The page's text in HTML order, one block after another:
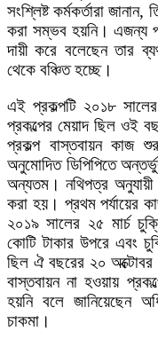
সংশ্লিষ্ট কর্মকর্তারা
করা সম্ভব হয়নি। এজন্য
দায়ী করে বলেছেন তার
থেকে বঞ্চিত হচ্ছে।
এই প্রকল্পটি ২০১৮
প্রকল্পের মেয়াদ ছিল ওই
প্রকল্প বাস্তবায়ন কাজ
অনুমোদিত ডিপিপিতে
অন্যতম। নথিপত্র অনুযায়ী
করা হয়। প্রথম পর্যায়ের
২০১৯ সালের ২৫ মার্চ
কোটি টাকার উপরে এবং
ছিল ঐ বছরের ২০
বাস্তবায়ন না হওয়ায়
হয়নি বলে জানিয়েছেন
চাকমা।